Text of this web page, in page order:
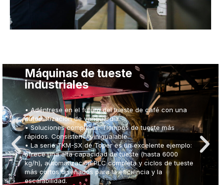
Máquinas de tueste
industriales
• Adéntrese en el futuro del tueste de café con una
automatización de vanguardia.
• Soluciones completas. Tiempos de tueste más
rápidos. Consistencia inigualable.
• La serie TKM-SX de Toper es un excelente ejemplo:
ofrece una alta capacidad de tueste (hasta 6000
kg/h), automatización PLC completa y ciclos de tueste
más cortos diseñados para la eficiencia y la
escalabilidad.